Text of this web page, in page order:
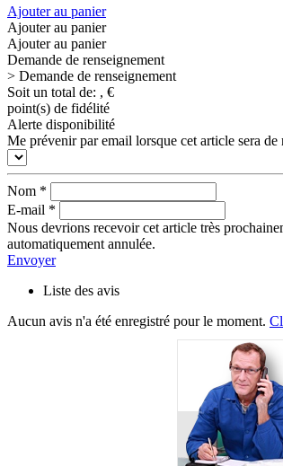
Ajouter au panier
Ajouter au panier
Ajouter au panier
Demande de renseignement
> Demande de renseignement
Soit un total de: , €
point(s) de fidélité
Alerte disponibilité
Me prévenir par email lorsque cet article sera
Nom *
E-mail *
Nous devrions recevoir cet article très
automatiquement annulée.
Envoyer
Liste des avis
Aucun avis n'a été enregistré pour le moment.